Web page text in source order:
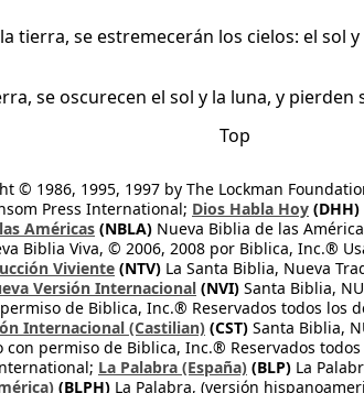
tierra, se estremecerán los cielos: el sol
se oscurecen el sol y la luna, y pierden
Top
© 1986, 1995, 1997 by The Lockman
Press International; Dios Habla Hoy (DHH)
Américas (NBLA) Nueva Biblia de las
Biblia Viva, © 2006, 2008 por Biblica, Inc.®
Viviente (NTV) La Santa Biblia, Nueva
Versión Internacional (NVI) Santa Biblia,
de Biblica, Inc.® Reservados todos los
Internacional (Castilian) (CST) Santa Biblia,
permiso de Biblica, Inc.® Reservados
La Palabra (España) (BLP) La
(BLPH) La Palabra, (versión